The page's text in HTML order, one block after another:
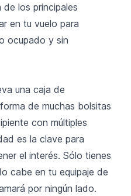
los principales
en tu vuelo para
ocupado y sin
una caja de
de muchas bolsitas
con múltiples
es la clave para
el interés. Sólo tienes
cabe en tu equipaje de
por ningún lado.